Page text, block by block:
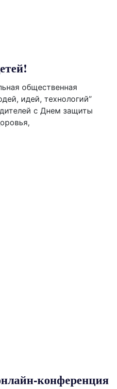
общественная
идей, технологий”
с Днем защиты
конференция